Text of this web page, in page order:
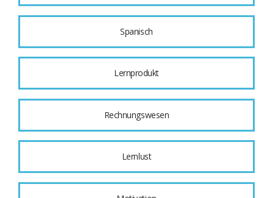
Spanisch
Lernprodukt
Rechnungswesen
Lernlust